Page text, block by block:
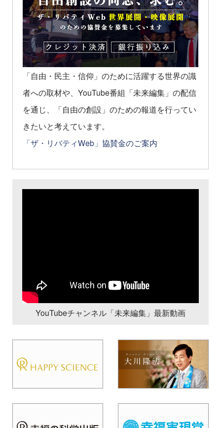
「自由・民主・信仰」のために活躍する世界の識
者への取材や、YouTube番組「未来編集」の配信
を通じ、「自由の創設」のための報道を行ってい
きたいと考えています。
「ザ・リバティWeb」協賛金のご案内
YouTubeチャンネル「未来編集」最新動画